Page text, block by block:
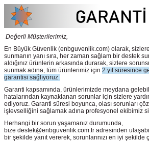
Değerli Müşterilerimiz,
En Büyük Güvenlik (enbguvenlik.com) olarak,
sunmanın yanı sıra, her zaman sağlam bir destek
aldığınız ürünlerin arkasında durarak, sizlere
sunmak adına, tüm ürünlerimiz için 2 yıl süresince
garantisi sağlıyoruz.
Garanti kapsamında, ürünlerimizde meydana
hatalarından kaynaklanan sorunlar için sizlere
ediyoruz. Garanti süresi boyunca, olası sorunları
işlevselliğini sağlamak adına profesyonel ekibimiz
Herhangi bir sorun yaşamanız durumunda,
bize destek@enbguvenlik.com.tr adresinden
bir şekilde yanıt vererek, sorunlarınızı en iyi şekilde